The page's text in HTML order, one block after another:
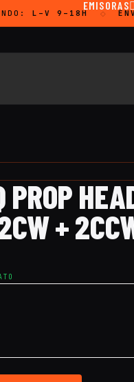
L–V 9–18H
EMISORAS
PROP
+